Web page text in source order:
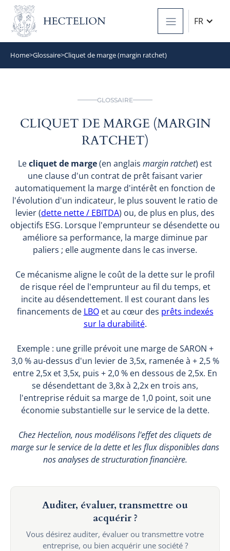
FR
Home>Glossaire>Cliquet de marge (margin ratchet)
GLOSSAIRE
CLIQUET DE MARGE (MARGIN
RATCHET)
Lecliquet de marge(en anglais margin ratchet) est
une clause d'un contrat de prêt faisant varier
automatiquement la marge d'intérêt en fonction de
l'évolution d'un indicateur, le plus souvent le ratio de
levier (dette nette / EBITDA) ou, de plus en plus, des
objectifs ESG. Lorsque l'emprunteur se désendette ou
améliore sa performance, la marge diminue par
paliers ; elle augmente dans le cas inverse.
Ce mécanisme aligne le coût de la dette sur le profil
de risque réel de l'emprunteur au fil du temps, et
incite au désendettement. Il est courant dans les
financements de LBOet au cœur des prêts indexés
sur la durabilité.
Exemple : une grille prévoit une marge de SARON +
3,0 % au-dessus d'un levier de 3,5x, ramenée à + 2,5 %
entre 2,5x et 3,5x, puis + 2,0 % en dessous de 2,5x. En
se désendettant de 3,8x à 2,2x en trois ans,
l'entreprise réduit sa marge de 1,0 point, soit une
économie substantielle sur le service de la dette.
Chez Hectelion, nous modélisons l'effet des cliquets de
marge sur le service de la dette et les flux disponibles dans
nos analyses de structuration financière.
Auditer, évaluer, transmettre ou
acquérir ?
Vous désirez auditer, évaluer ou transmettre votre
entreprise, ou bien acquérir une société ?